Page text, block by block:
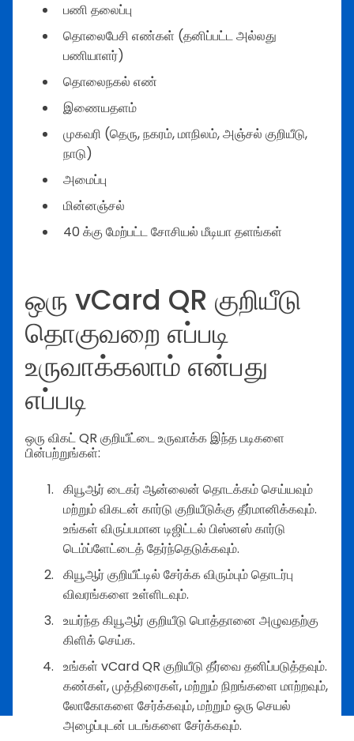
பணி தலைப்பு
தொலைபேசி எண்கள் (தனிப்பட்ட அல்லது
பணியாளர்)
தொலைநகல் எண்
இணையதளம்
முகவரி (தெரு, நகரம், மாநிலம், அஞ்சல் குறியீடு,
நாடு)
அமைப்பு
மின்னஞ்சல்
40 க்கு மேற்பட்ட சோசியல் மீடியா தளங்கள்
ஒரு vCard QR குறியீடு
தொகுவறை எப்படி
உருவாக்கலாம் என்பது
எப்படி
ஒரு விகட் QR குறியீட்டை உருவாக்க இந்த படிகளை
பின்பற்றுங்கள்:
கியூஆர் டைகர் ஆன்லைன் தொடக்கம் செய்யவும்
மற்றும் விகடன் கார்டு குறியீடுக்கு தீர்மானிக்கவும்.
உங்கள் விருப்பமான டிஜிட்டல் பிஸ்னஸ் கார்டு
டெம்ப்ளேட்டைத் தேர்ந்தெடுக்கவும்.
கியூஆர் குறியீட்டில் சேர்க்க விரும்பும் தொடர்பு
விவரங்களை உள்ளிடவும்.
உயர்ந்த கியூஆர் குறியீடு பொத்தானை அழுவதற்கு
கிளிக் செய்க.
உங்கள் vCard QR குறியீடு தீர்வை தனிப்படுத்தவும்.
கண்கள், முத்திரைகள், மற்றும் நிறங்களை மாற்றவும்,
லோகோகளை சேர்க்கவும், மற்றும் ஒரு செயல்
அழைப்புடன் படங்களை சேர்க்கவும்.